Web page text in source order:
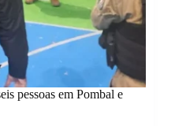
pessoas em Pombal e